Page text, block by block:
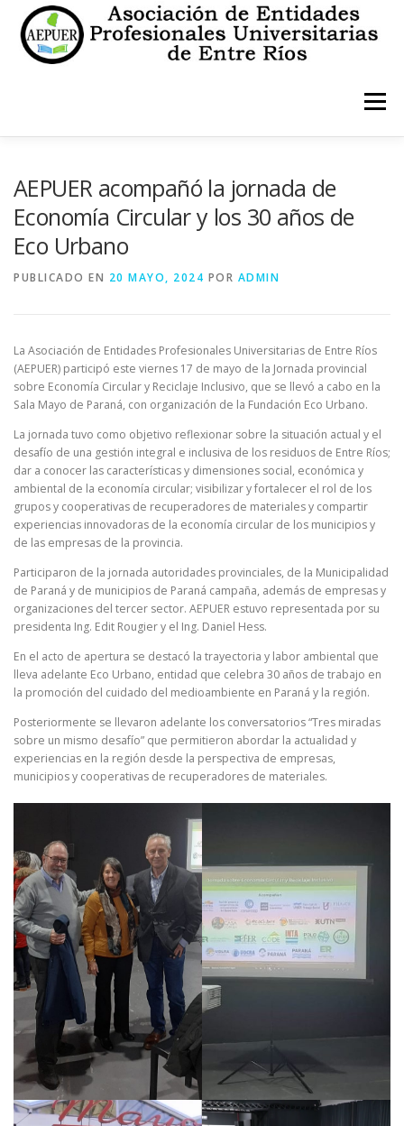
contenido
Menú
CONTACTO
AEPUER acompañó la jornada de
Economía Circular y los 30 años de
Eco Urbano
PUBLICADO EN 20 MAYO, 2024 POR ADMIN
La Asociación de Entidades Profesionales Universitarias de Entre Ríos
(AEPUER) participó este viernes 17 de mayo de la Jornada provincial
sobre Economía Circular y Reciclaje Inclusivo, que se llevó a cabo en la
Sala Mayo de Paraná, con organización de la Fundación Eco Urbano.
La jornada tuvo como objetivo reflexionar sobre la situación actual y el
desafío de una gestión integral e inclusiva de los residuos de Entre Ríos;
dar a conocer las características y dimensiones social, económica y
ambiental de la economía circular; visibilizar y fortalecer el rol de los
grupos y cooperativas de recuperadores de materiales y compartir
experiencias innovadoras de la economía circular de los municipios y
de las empresas de la provincia.
Participaron de la jornada autoridades provinciales, de la Municipalidad
de Paraná y de municipios de Paraná campaña, además de empresas y
organizaciones del tercer sector. AEPUER estuvo representada por su
presidenta Ing. Edit Rougier y el Ing. Daniel Hess.
En el acto de apertura se destacó la trayectoria y labor ambiental que
lleva adelante Eco Urbano, entidad que celebra 30 años de trabajo en
la promoción del cuidado del medioambiente en Paraná y la región.
Posteriormente se llevaron adelante los conversatorios “Tres miradas
sobre un mismo desafío” que permitieron abordar la actualidad y
experiencias en la región desde la perspectiva de empresas,
municipios y cooperativas de recuperadores de materiales.